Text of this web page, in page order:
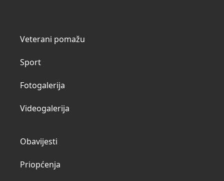
Veterani pomažu
Sport
Fotogalerija
Videogalerija
Obavijesti
Priopćenja